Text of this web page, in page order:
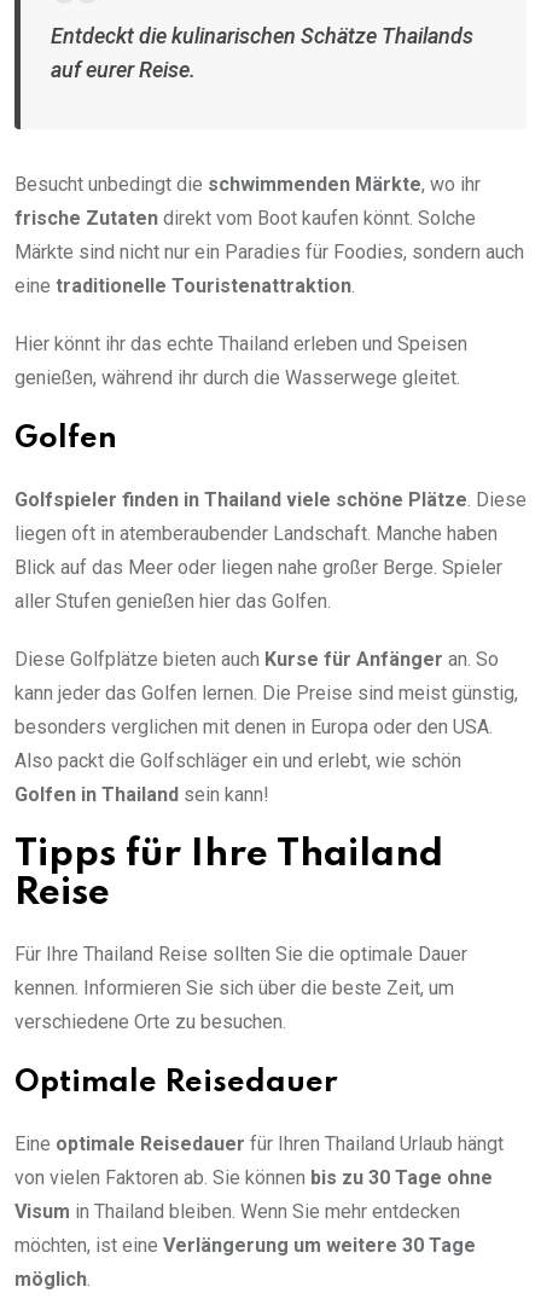
Entdeckt die kulinarischen Schätze Thailands
auf eurer Reise.
Besucht unbedingt die schwimmenden Märkte, wo ihr
frische Zutaten direkt vom Boot kaufen könnt. Solche
Märkte sind nicht nur ein Paradies für Foodies, sondern auch
eine traditionelle Touristenattraktion
Hier könnt ihr das echte Thailand erleben und Speisen
genießen, während ihr durch die Wasserwege gleitet.
Golfen
Golfspieler finden in Thailand viele schöne Plätze . Diese
liegen oft in atemberaubender Landschaft. Manche haben
Blick auf das Meer oder liegen nahe großer Berge. Spieler
aller Stufen genießen hier das Golfen.
Diese Golfplätze bieten auch Kurse für Anfänger an. So
kann jeder das Golfen lernen. Die Preise sind meist günstig,
besonders verglichen mit denen in Europa oder den USA.
Also packt die Golfschläger ein und erlebt, wie schön
Golfen in Thailand sein kann!
Tipps für Ihre Thailand
Reise
Für Ihre Thailand Reise sollten Sie die optimale Dauer
kennen. Informieren Sie sich über die beste Zeit, um
verschiedene Orte zu besuchen.
Optimale Reisedauer
Eine optimale Reisedauer für Ihren Thailand Urlaub hängt
von vielen Faktoren ab. Sie können bis zu 30 Tage ohne
Visum in Thailand bleiben. Wenn Sie mehr entdecken
möchten, ist eine Verlängerung um weitere 30 Tage
möglich